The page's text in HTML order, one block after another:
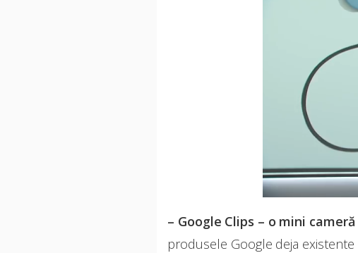
– Google Clips – o mini
produsele Google deja